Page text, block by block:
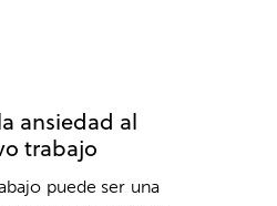
ansiedad al
trabajo
puede ser una